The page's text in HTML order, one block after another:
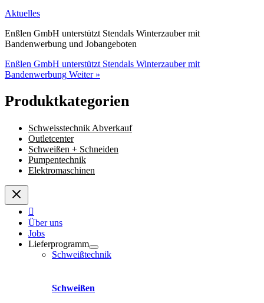
Aktuelles
Enßlen GmbH unterstützt Stendals Winterzauber mit
Bandenwerbung und Jobangeboten
Enßlen GmbH unterstützt Stendals Winterzauber mit
Bandenwerbung Weiter »
Produktkategorien
Schweisstechnik Abverkauf
Outletcenter
Schweißen + Schneiden
Pumpentechnik
Elektromaschinen
Über uns
Jobs
Lieferprogramm
Schweißtechnik
Schweißen